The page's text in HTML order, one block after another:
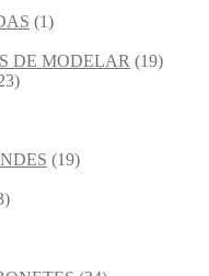
(1)
DE MODELAR (19)
(19)